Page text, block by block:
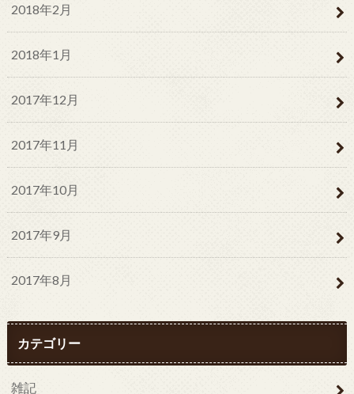
2018年2月
2018年1月
2017年12月
2017年11月
2017年10月
2017年9月
2017年8月
カテゴリー
雑記